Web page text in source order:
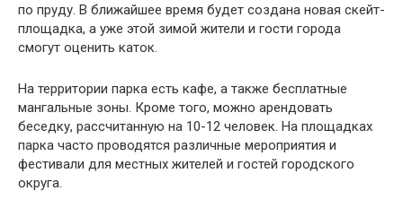
по пруду. В ближайшее время будет создана новая скейт-
площадка, а уже этой зимой жители и гости города
смогут оценить каток.
На территории парка есть кафе, а также бесплатные
мангальные зоны. Кроме того, можно арендовать
беседку, рассчитанную на 10-12 человек. На площадках
парка часто проводятся различные мероприятия и
фестивали для местных жителей и гостей городского
округа.